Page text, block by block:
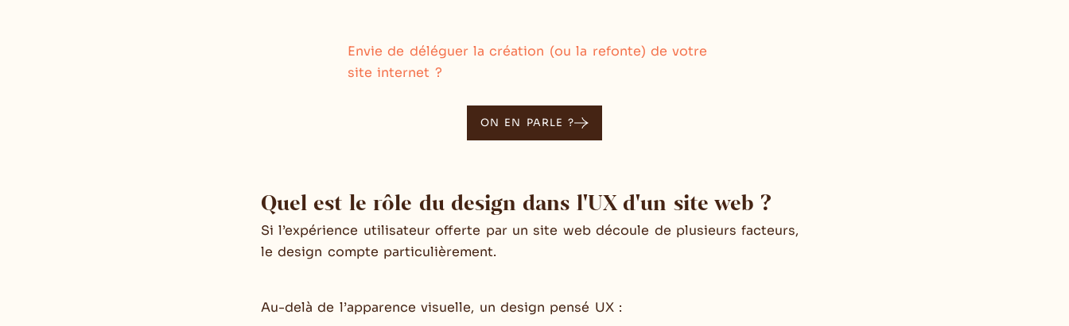
Envie de déléguer la création (ou la refonte) de votre
site internet ?
ON EN PARLE ?
Quel est le rôle du design dans l'UX d'un site web ?
Si l’expérience utilisateur offerte par un site web découle de plusieurs facteurs,
le design compte particulièrement.
Au-delà de l’apparence visuelle, un design pensé UX :